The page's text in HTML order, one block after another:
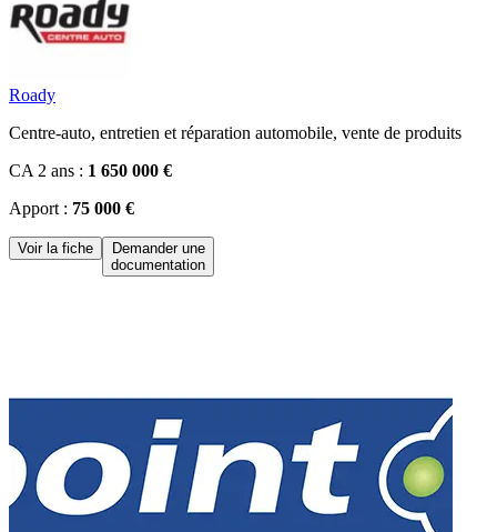
Roady
Centre-auto, entretien et réparation automobile, vente de produits
CA 2 ans : 1 650 000 €
Apport : 75 000 €
Voir la fiche
Demander une
documentation